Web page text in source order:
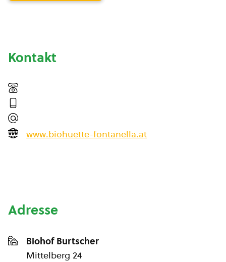
Kontakt
www.biohuette-fontanella.at
Adresse
Biohof Burtscher
Mittelberg 24